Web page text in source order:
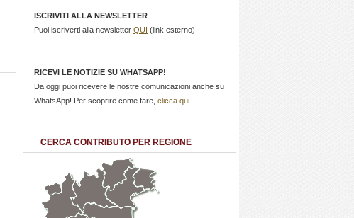
ISCRIVITI ALLA NEWSLETTER
Puoi iscriverti alla newsletter QUI (link esterno)
RICEVI LE NOTIZIE SU WHATSAPP!
Da oggi puoi ricevere le nostre comunicazioni anche su
WhatsApp! Per scoprire come fare, clicca qui
CERCA CONTRIBUTO PER REGIONE
Friuli
Venezia
Trentino
Valle
d'Aosta